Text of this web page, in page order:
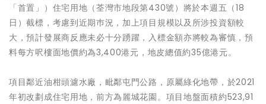
「首置」）住宅用地（荃灣市地段第430號）將於本週五（18
日）截標，考慮到近期巿況，加上項目規模以及所涉投資額較
大，預計發展商反應未必十分踴躍，入標金額亦將較為審慎，預
料每方呎樓面地價約為3,400港元，地皮總值約35億港元。
項目鄰近油柑頭濾水廠，毗鄰屯門公路，原屬綠化地帶，於2021
年初改劃成住宅用地，前方為麗城花園。項目地盤面積約523,91